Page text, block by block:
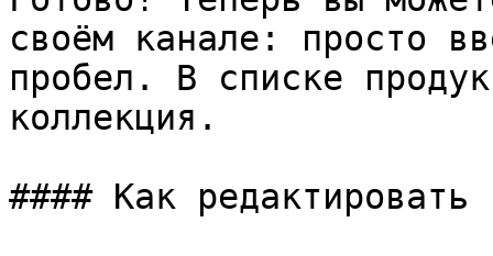
своём канале: просто
пробел. В списке
коллекция.
#### Как редактировать